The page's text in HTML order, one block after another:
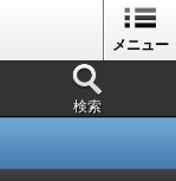
メニュー
検索